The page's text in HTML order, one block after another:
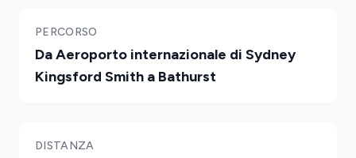
PERCORSO
Da Aeroporto internazionale di Sydney
Kingsford Smith a Bathurst
DISTANZA